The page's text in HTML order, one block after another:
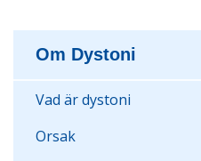
Om Dystoni
Vad är dystoni
Orsak